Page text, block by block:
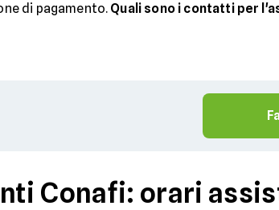
di pagamento. Quali sono i contatti per
Conafi: orari